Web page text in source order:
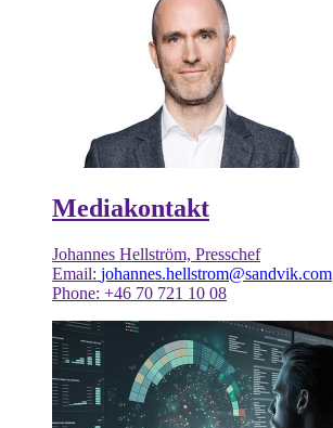
Mediakontakt
Johannes Hellström, Presschef
Email: johannes.hellstrom@sandvik.com
Phone: +46 70 721 10 08